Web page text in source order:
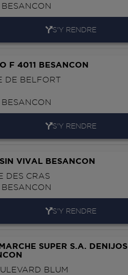
BESANCON
S'Y RENDRE
F 4011 BESANCON
DE BELFORT
BESANCON
S'Y RENDRE
VIVAL BESANCON
DES CRAS
BESANCON
S'Y RENDRE
SUPER S.A. DENIJOS
BLUM